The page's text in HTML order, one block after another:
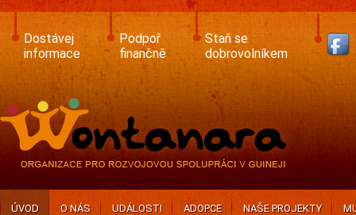
Skip
main
content
Dostávej
informace
Podpoř
finančně
Staň se
dobrovolníkem
ÚVOD O NÁS UDÁLOSTI ADOPCE NAŠE PROJEKTY